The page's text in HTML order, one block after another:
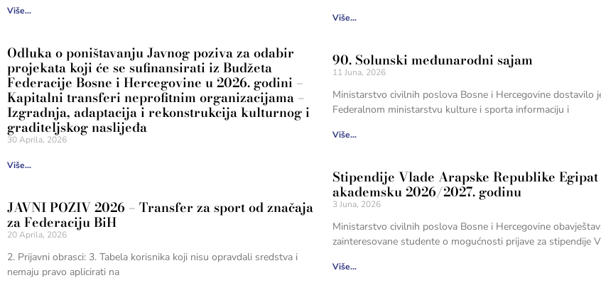
Više...
Odluka o poništavanju Javnog poziva za odabir
projekata koji će se sufinansirati iz Budžeta
Federacije Bosne i Hercegovine u 2026. godini –
Kapitalni transferi neprofitnim organizacijama –
Izgradnja, adaptacija i rekonstrukcija kulturnog i
graditeljskog naslijeđa
30 Aprila, 2026
Više...
JAVNI POZIV 2026 – Transfer za sport od značaja
za Federaciju BiH
20 Aprila, 2026
2. Prijavni obrasci: 3. Tabela korisnika koji nisu opravdali sredstva i
nemaju pravo aplicirati na
Više...
90. Solunski međunarodni sajam
11 Juna, 2026
Ministarstvo civilnih poslova Bosne i Hercegovine dostavilo
Federalnom ministarstvu kulture i sporta informaciju i
Više...
Stipendije Vlade Arapske Republike Egipat
akademsku 2026/2027. godinu
3 Juna, 2026
Ministarstvo civilnih poslova Bosne i Hercegovine
zainteresovane studente o mogućnosti prijave za stipendije
Više...